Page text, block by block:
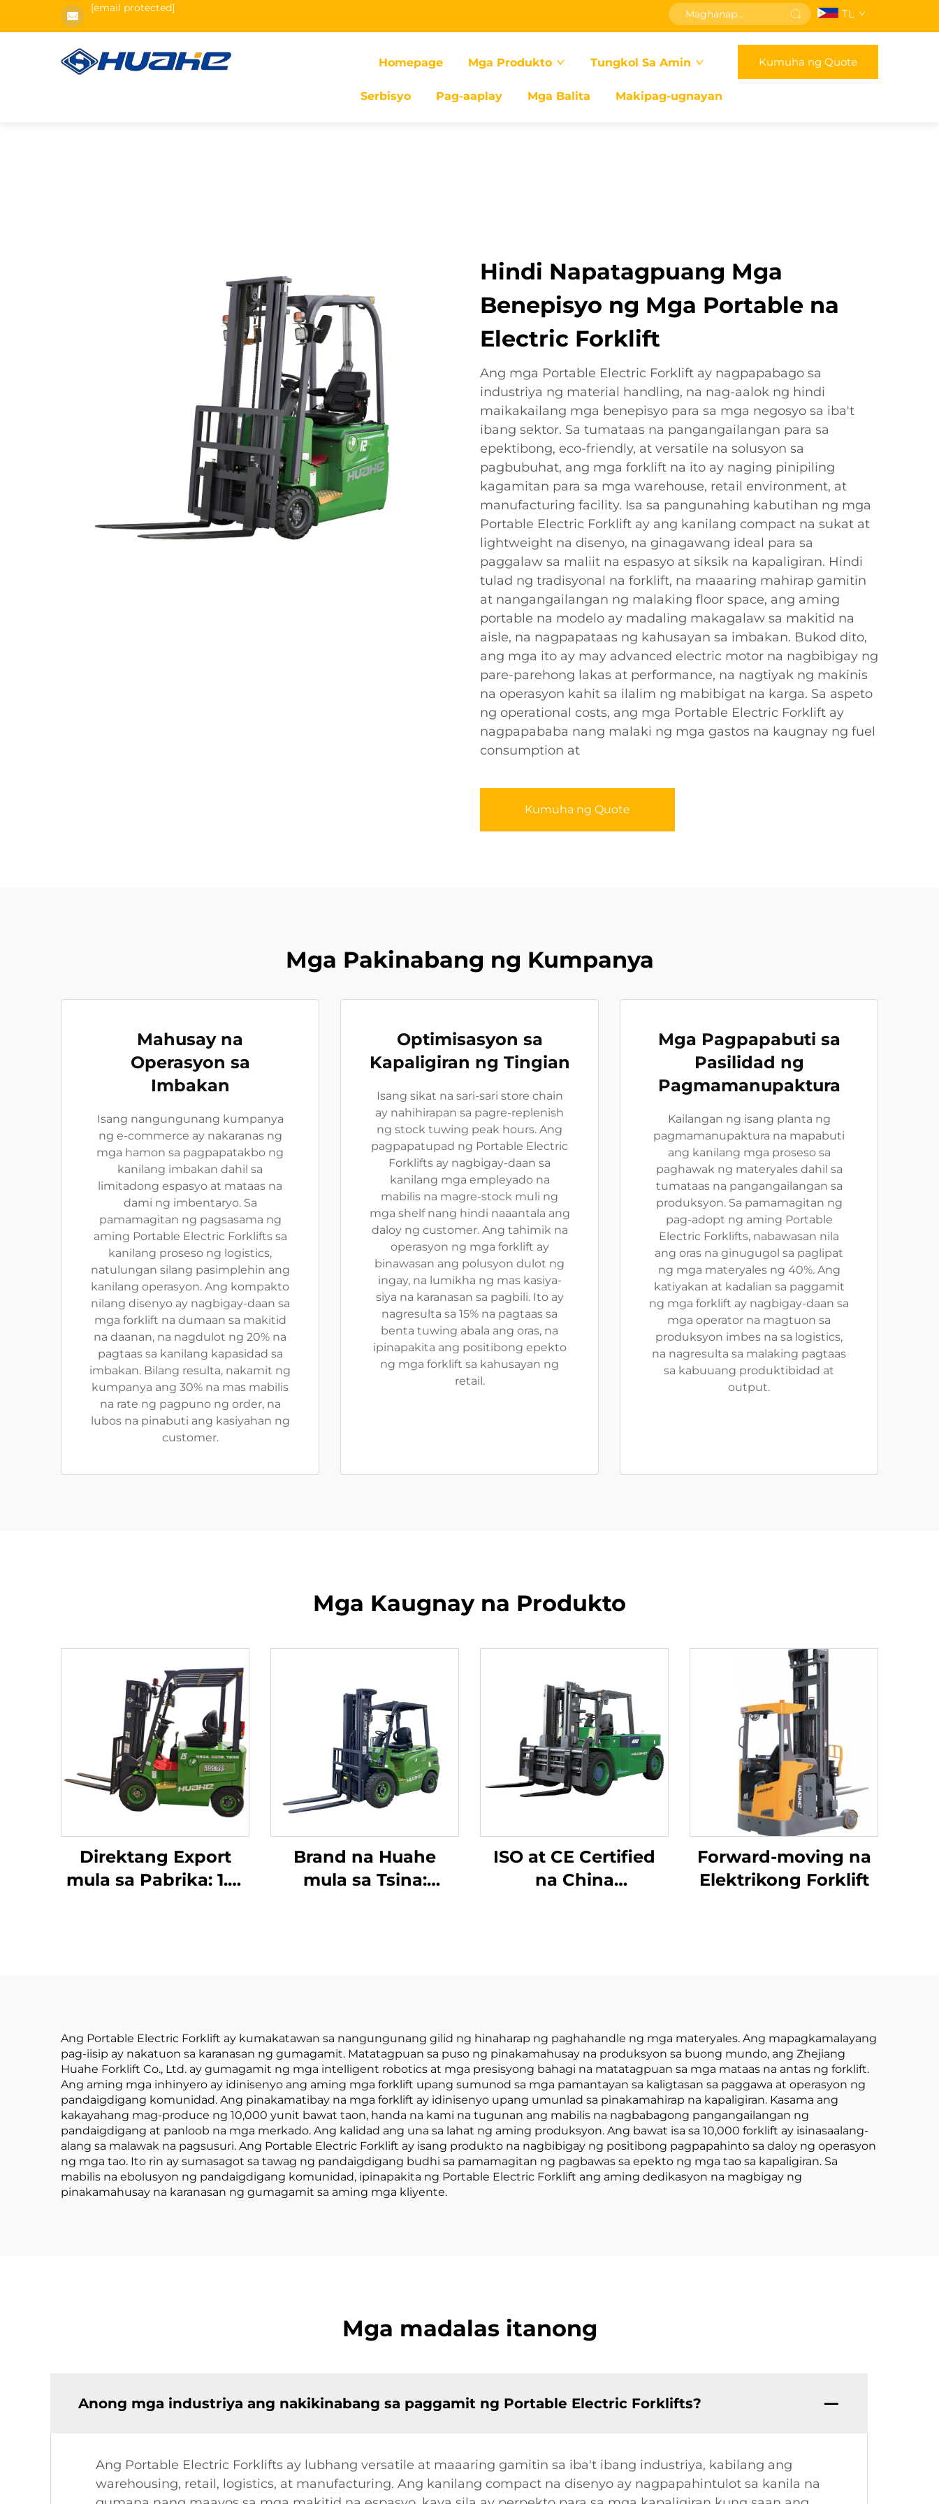
[email protected] TL
Homepage Mga Produkto Tungkol Sa Amin
Serbisyo Pag-aaplay Mga Balita Makipag-ugnayan
Kumuha ng Quote
Hindi Napatagpuang Mga
Benepisyo ng Mga Portable na
Electric Forklift
Ang mga Portable Electric Forklift ay nagpapabago sa
industriya ng material handling, na nag-aalok ng hindi
maikakailang mga benepisyo para sa mga negosyo sa iba't
ibang sektor. Sa tumataas na pangangailangan para sa
epektibong, eco-friendly, at versatile na solusyon sa
pagbubuhat, ang mga forklift na ito ay naging pinipiling
kagamitan para sa mga warehouse, retail environment, at
manufacturing facility. Isa sa pangunahing kabutihan ng mga
Portable Electric Forklift ay ang kanilang compact na sukat at
lightweight na disenyo, na ginagawang ideal para sa
paggalaw sa maliit na espasyo at siksik na kapaligiran. Hindi
tulad ng tradisyonal na forklift, na maaaring mahirap gamitin
at nangangailangan ng malaking floor space, ang aming
portable na modelo ay madaling makagalaw sa makitid na
aisle, na nagpapataas ng kahusayan sa imbakan. Bukod dito,
ang mga ito ay may advanced electric motor na nagbibigay ng
pare-parehong lakas at performance, na nagtiyak ng makinis
na operasyon kahit sa ilalim ng mabibigat na karga. Sa aspeto
ng operational costs, ang mga Portable Electric Forklift ay
nagpapababa nang malaki ng mga gastos na kaugnay ng fuel
consumption at
Kumuha ng Quote
Mga Pakinabang ng Kumpanya
Mahusay na
Operasyon sa
Imbakan
Isang nangungunang kumpanya
ng e-commerce ay nakaranas ng
mga hamon sa pagpapatakbo ng
kanilang imbakan dahil sa
limitadong espasyo at mataas na
dami ng imbentaryo. Sa
pamamagitan ng pagsasama ng
aming Portable Electric Forklifts sa
kanilang proseso ng logistics,
natulungan silang pasimplehin ang
kanilang operasyon. Ang kompakto
nilang disenyo ay nagbigay-daan sa
mga forklift na dumaan sa makitid
na daanan, na nagdulot ng 20% na
pagtaas sa kanilang kapasidad sa
imbakan. Bilang resulta, nakamit ng
kumpanya ang 30% na mas mabilis
na rate ng pagpuno ng order, na
lubos na pinabuti ang kasiyahan ng
customer.
Optimisasyon sa
Kapaligiran ng Tingian
Isang sikat na sari-sari store chain
ay nahihirapan sa pagre-replenish
ng stock tuwing peak hours. Ang
pagpapatupad ng Portable Electric
Forklifts ay nagbigay-daan sa
kanilang mga empleyado na
mabilis na magre-stock muli ng
mga shelf nang hindi naaantala ang
daloy ng customer. Ang tahimik na
operasyon ng mga forklift ay
binawasan ang polusyon dulot ng
ingay, na lumikha ng mas kasiya-
siya na karanasan sa pagbili. Ito ay
nagresulta sa 15% na pagtaas sa
benta tuwing abala ang oras, na
ipinapakita ang positibong epekto
ng mga forklift sa kahusayan ng
retail.
Mga Pagpapabuti sa
Pasilidad ng
Pagmamanupaktura
Kailangan ng isang planta ng
pagmamanupaktura na mapabuti
ang kanilang mga proseso sa
paghawak ng materyales dahil sa
tumataas na pangangailangan sa
produksyon. Sa pamamagitan ng
pag-adopt ng aming Portable
Electric Forklifts, nabawasan nila
ang oras na ginugugol sa paglipat
ng mga materyales ng 40%. Ang
katiyakan at kadalian sa paggamit
ng mga forklift ay nagbigay-daan sa
mga operator na magtuon sa
produksyon imbes na sa logistics,
na nagresulta sa malaking pagtaas
sa kabuuang produktibidad at
output.
Mga Kaugnay na Produkto
Direktang Export
mula sa Pabrika: 1.5-
Brand na Huahe
mula sa Tsina:
ISO at CE Certified
na China
Forward-moving na
Elektrikong Forklift
Ang Portable Electric Forklift ay kumakatawan sa nangungunang gilid ng hinaharap ng paghahandle ng mga materyales. Ang mapagkamalayang
pag-iisip ay nakatuon sa karanasan ng gumagamit. Matatagpuan sa puso ng pinakamahusay na produksyon sa buong mundo, ang Zhejiang
Huahe Forklift Co., Ltd. ay gumagamit ng mga intelligent robotics at mga presisyong bahagi na matatagpuan sa mga mataas na antas ng forklift.
Ang aming mga inhinyero ay idinisenyo ang aming mga forklift upang sumunod sa mga pamantayan sa kaligtasan sa paggawa at operasyon ng
pandaigdigang komunidad. Ang pinakamatibay na mga forklift ay idinisenyo upang umunlad sa pinakamahirap na kapaligiran. Kasama ang
kakayahang mag-produce ng 10,000 yunit bawat taon, handa na kami na tugunan ang mabilis na nagbabagong pangangailangan ng
pandaigdigang at panloob na mga merkado. Ang kalidad ang una sa lahat ng aming produksyon. Ang bawat isa sa 10,000 forklift ay isinasaalang-
alang sa malawak na pagsusuri. Ang Portable Electric Forklift ay isang produkto na nagbibigay ng positibong pagpapahinto sa daloy ng operasyon
ng mga tao. Ito rin ay sumasagot sa tawag ng pandaigdigang budhi sa pamamagitan ng pagbawas sa epekto ng mga tao sa kapaligiran. Sa
mabilis na ebolusyon ng pandaigdigang komunidad, ipinapakita ng Portable Electric Forklift ang aming dedikasyon na magbigay ng
pinakamahusay na karanasan ng gumagamit sa aming mga kliyente.
Mga madalas itanong
Anong mga industriya ang nakikinabang sa paggamit ng Portable Electric Forklifts?
Ang Portable Electric Forklifts ay lubhang versatile at maaaring gamitin sa iba't ibang industriya, kabilang ang
warehousing, retail, logistics, at manufacturing. Ang kanilang compact na disenyo ay nagpapahintulot sa kanila na